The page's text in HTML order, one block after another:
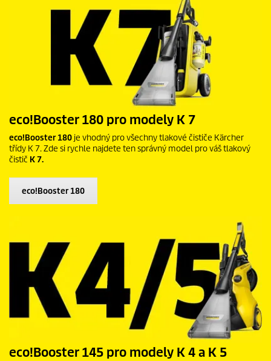
eco!Booster180 pro modely K 7
eco!Booster180 je vhodný pro všechny tlakové čističe Kärcher
třídy K 7. Zde si rychle najdete ten správný model pro váš tlakový
čistič K 7.
eco!Booster180
eco!Booster145 pro modely K 4 a K 5